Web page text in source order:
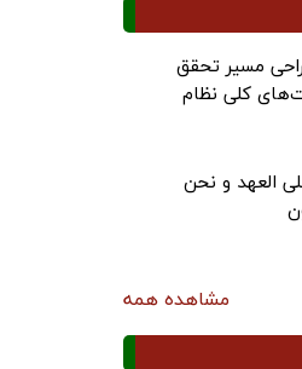
مسیر تحقق
کلی نظام
العهد و نحن
مشاهده همه